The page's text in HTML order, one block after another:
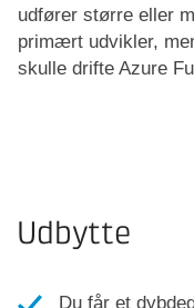
udfører større eller
primært udvikler,
skulle drifte Azure
Udbytte
Du får et